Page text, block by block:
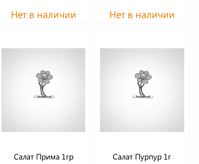
Нет в наличии Нет в наличии
Салат Прима 1гр Салат Пурпур 1г